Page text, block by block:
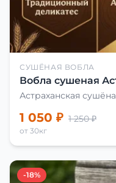
СУШЁНАЯ ВОБЛА
Вобла сушеная
Астраханская
1 050 ₽ 1 250 ₽
от 30кг
-18%